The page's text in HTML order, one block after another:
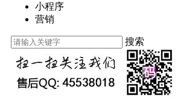
小程序
营销
搜索